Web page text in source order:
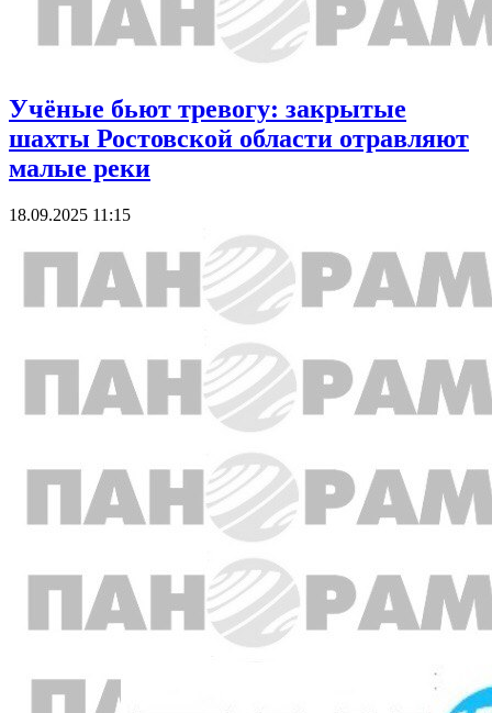
Учёные бьют тревогу: закрытые
шахты Ростовской области отравляют
малые реки
18.09.2025 11:15